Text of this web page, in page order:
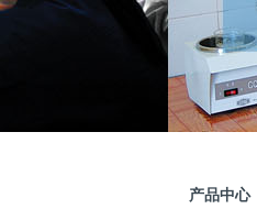
产品中心